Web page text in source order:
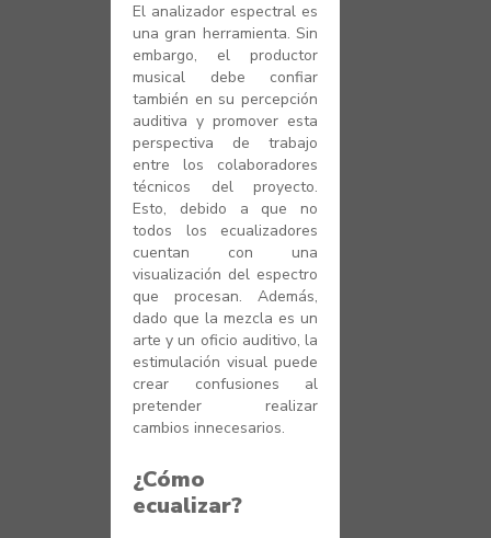
El analizador espectral es
una gran herramienta. Sin
embargo, el productor
musical debe confiar
también en su percepción
auditiva y promover esta
perspectiva de trabajo
entre los colaboradores
técnicos del proyecto.
Esto, debido a que no
todos los ecualizadores
cuentan con una
visualización del espectro
que procesan. Además,
dado que la mezcla es un
arte y un oficio auditivo, la
estimulación visual puede
crear confusiones al
pretender realizar
cambios innecesarios.
¿Cómo
ecualizar?